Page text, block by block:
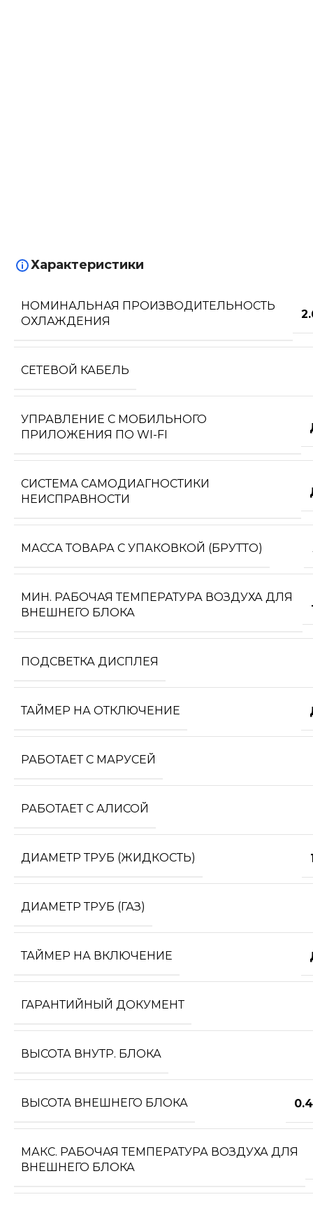
Характеристики
НОМИНАЛЬНАЯ ПРОИЗВОДИТЕЛЬНОСТЬ
ОХЛАЖДЕНИЯ
СЕТЕВОЙ КАБЕЛЬ
УПРАВЛЕНИЕ C МОБИЛЬНОГО
ПРИЛОЖЕНИЯ ПО WI-FI
СИСТЕМА САМОДИАГНОСТИКИ
НЕИСПРАВНОСТИ
МАССА ТОВАРА С УПАКОВКОЙ (БРУТТО)
МИН. РАБОЧАЯ ТЕМПЕРАТУРА ВОЗДУХА ДЛЯ
ВНЕШНЕГО БЛОКА
ПОДСВЕТКА ДИСПЛЕЯ
ТАЙМЕР НА ОТКЛЮЧЕНИЕ
РАБОТАЕТ С МАРУСЕЙ
РАБОТАЕТ С АЛИСОЙ
ДИАМЕТР ТРУБ (ЖИДКОСТЬ)
ДИАМЕТР ТРУБ (ГАЗ)
ТАЙМЕР НА ВКЛЮЧЕНИЕ
ГАРАНТИЙНЫЙ ДОКУМЕНТ
ВЫСОТА ВНУТР. БЛОКА
ВЫСОТА ВНЕШНЕГО БЛОКА
МАКС. РАБОЧАЯ ТЕМПЕРАТУРА ВОЗДУХА ДЛЯ
ВНЕШНЕГО БЛОКА